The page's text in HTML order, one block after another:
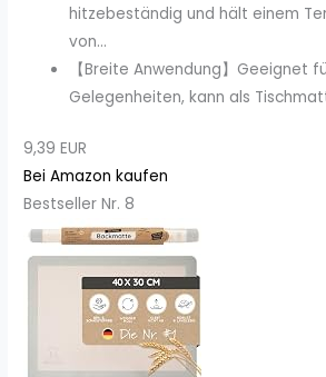
hitzebeständig und hält einem
von...
【Breite Anwendung】Geeignet
Gelegenheiten, kann als
9,39 EUR
Bei Amazon kaufen
Bestseller Nr. 8